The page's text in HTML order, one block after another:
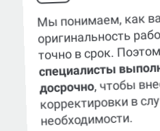
Мы понимаем, как
оригинальность
точно в срок.
специалисты
досрочно, чтобы
корректировки в
необходимости.